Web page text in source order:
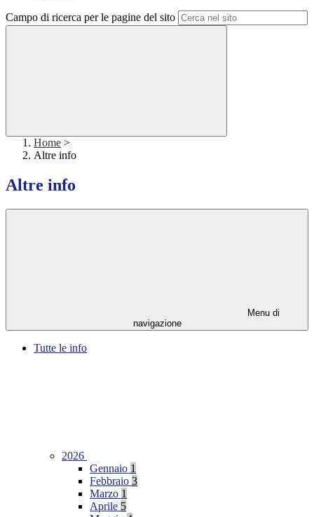
Campo di ricerca per le pagine del sito
Home >
Altre info
Altre info
Menu di
navigazione
Tutte le info
2026
Gennaio 1
Febbraio 3
Marzo 1
Aprile 5